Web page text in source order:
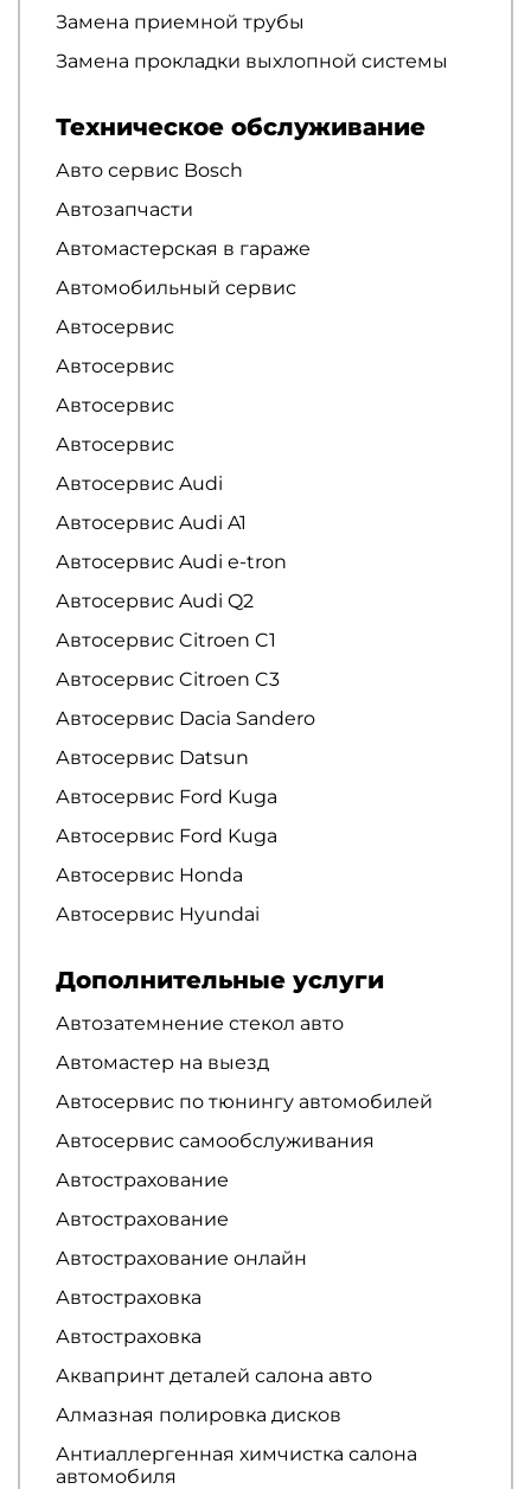
Замена приемной трубы
Замена прокладки выхлопной системы
Техническое обслуживание
Авто сервис Bosch
Автозапчасти
Автомастерская в гараже
Автомобильный сервис
Автосервис
Автосервис
Автосервис
Автосервис
Автосервис Audi
Автосервис Audi A1
Автосервис Audi e-tron
Автосервис Audi Q2
Автосервис Citroen C1
Автосервис Citroen C3
Автосервис Dacia Sandero
Автосервис Datsun
Автосервис Ford Kuga
Автосервис Ford Kuga
Автосервис Honda
Автосервис Hyundai
Дополнительные услуги
Автозатемнение стекол авто
Автомастер на выезд
Автосервис по тюнингу автомобилей
Автосервис самообслуживания
Автострахование
Автострахование
Автострахование онлайн
Автостраховка
Автостраховка
Аквапринт деталей салона авто
Алмазная полировка дисков
Антиаллергенная химчистка салона
автомобиля